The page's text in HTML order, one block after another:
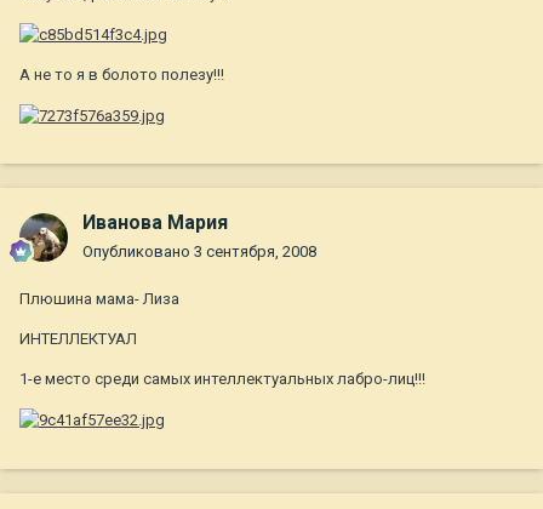
А не то я в болото полезу!!!
Иванова Мария
Опубликовано 3 сентября, 2008
Плюшина мама- Лиза
ИНТЕЛЛЕКТУАЛ
1-е место среди самых интеллектуальных лабро-лиц!!!